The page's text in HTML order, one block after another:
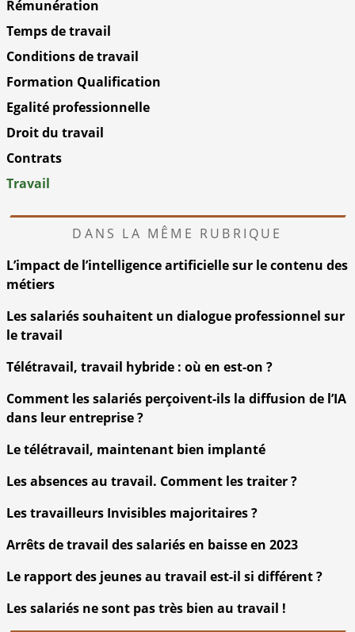
Rémunération
Temps de travail
Conditions de travail
Formation Qualification
Egalité professionnelle
Droit du travail
Contrats
Travail
DANS LA MÊME RUBRIQUE
L’impact de l’intelligence artificielle sur le contenu des
métiers
Les salariés souhaitent un dialogue professionnel sur
le travail
Télétravail, travail hybride : où en est-on ?
Comment les salariés perçoivent-ils la diffusion de l’IA
dans leur entreprise ?
Le télétravail, maintenant bien implanté
Les absences au travail. Comment les traiter ?
Les travailleurs Invisibles majoritaires ?
Arrêts de travail des salariés en baisse en 2023
Le rapport des jeunes au travail est-il si différent ?
Les salariés ne sont pas très bien au travail !